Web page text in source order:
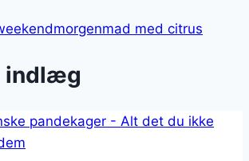
med citrus
indlæg